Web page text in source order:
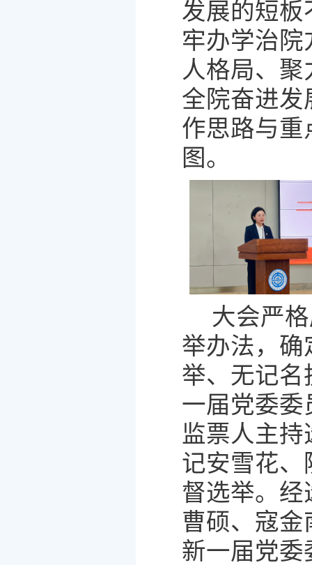
发展的短板
牢办学治
人格局、
全院奋进发
作思路与重
图。
大会严
举办法，确
举、无记名
一届党委委
监票人主
记安雪花、
督选举。
曹硕、寇
新一届党委